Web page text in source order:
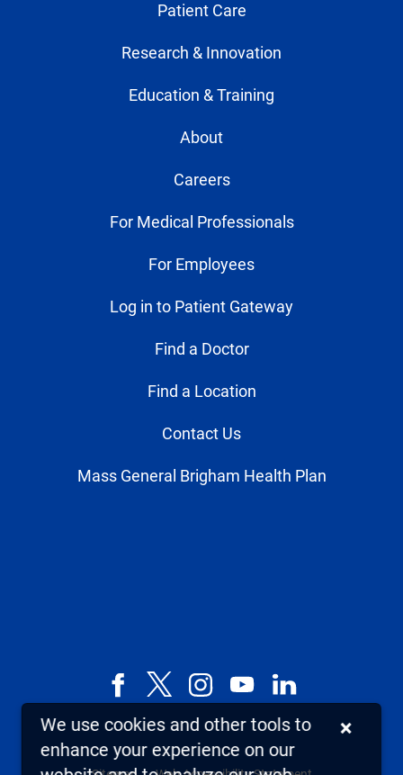
Patient Care
Research & Innovation
Education & Training
About
Careers
For Medical Professionals
For Employees
Log in to Patient Gateway
Find a Doctor
Find a Location
Contact Us
Mass General Brigham Health Plan
Facebook
X,
known
as
InstagramYouTubeLinkedIn
We use cookies and other tools to
enhance your experience on our
×